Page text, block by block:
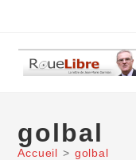
content
golbal
Accueil > golbal